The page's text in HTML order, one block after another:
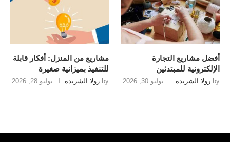
أفضل مشاريع التجارة
الإلكترونية للمبتدئين
by رولا الشريدة يوليو 30, 2026
مشاريع من المنزل: أفكار قابلة
للتنفيذ بميزانية صغيرة
by رولا الشريدة يوليو 28, 2026